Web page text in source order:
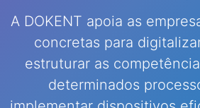
A DOKENT apoia as
concretas para
estruturar as
determinados